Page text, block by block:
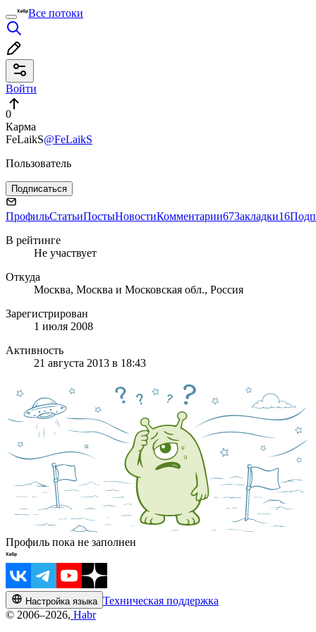
Все потоки
Войти
0
Карма
FeLaikS@FeLaikS
Пользователь
Подписаться
ПрофильСтатьиПостыНовостиКомментарии67Закладки16
В рейтинге
Не участвует
Откуда
Москва, Москва и Московская обл., Россия
Зарегистрирован
1 июля 2008
Активность
21 августа 2013 в 18:43
Профиль пока не заполнен
Настройка языка Техническая поддержка
© 2006–2026, Habr